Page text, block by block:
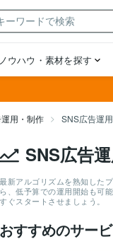
用・制作 SNS広告運
SNS広告
最新アルゴリズムを熟知した
ら、低予算での運用開始も可
すぐスタートさせましょう。
おすすめのサー